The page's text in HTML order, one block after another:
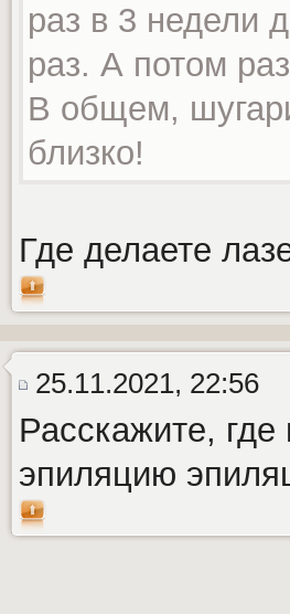
раз в 3 недели
раз. А потом
В общем,
близко!
Где делаете
25.11.2021, 22:56
Расскажите,
эпиляцию